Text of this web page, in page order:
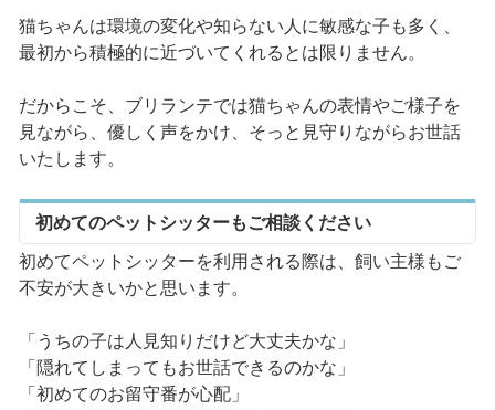
猫ちゃんは環境の変化や知らない人に敏感な子も多く、
最初から積極的に近づいてくれるとは限りません。
だからこそ、ブリランテでは猫ちゃんの表情やご様子を
見ながら、優しく声をかけ、そっと見守りながらお世話
いたします。
初めてのペットシッターもご相談ください
初めてペットシッターを利用される際は、飼い主様もご
不安が大きいかと思います。
「うちの子は人見知りだけど大丈夫かな」
「隠れてしまってもお世話できるのかな」
「初めてのお留守番が心配」